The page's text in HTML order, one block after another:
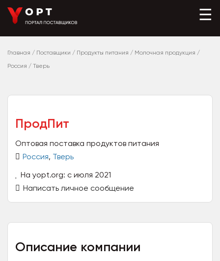
☰
Главная / Поставщики / Продукты питания / Молочная продукция /
Россия / Тверь
ПродПит
Оптовая поставка продуктов питания
Россия, Тверь
На yopt.org: с июля 2021
Написать личное сообщение
Описание компании